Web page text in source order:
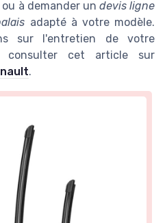
ou à demander un devis ligne
adapté à votre modèle.
sur l'entretien de votre
consulter cet article sur
.